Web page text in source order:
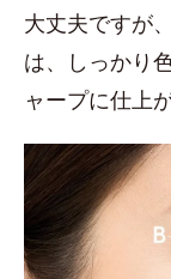
大丈夫ですが
は、しっかり
ャープに仕上